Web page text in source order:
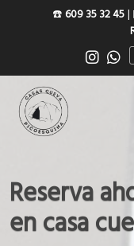
☎️609 35 32 45
Reserva
en casa